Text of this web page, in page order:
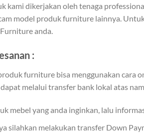
kami dikerjakan oleh tenaga
model produk furniture lainnya.
anda.
:
furniture bisa menggunakan cara
melalui transfer bank lokal atas
mebel yang anda inginkan, lalu
silahkan melakukan transfer Down